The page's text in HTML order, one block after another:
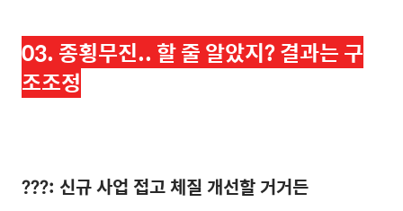
03. 종횡무진.. 할 줄 알았지? 결과는 구
조조정
???: 신규 사업 접고 체질 개선할 거거든